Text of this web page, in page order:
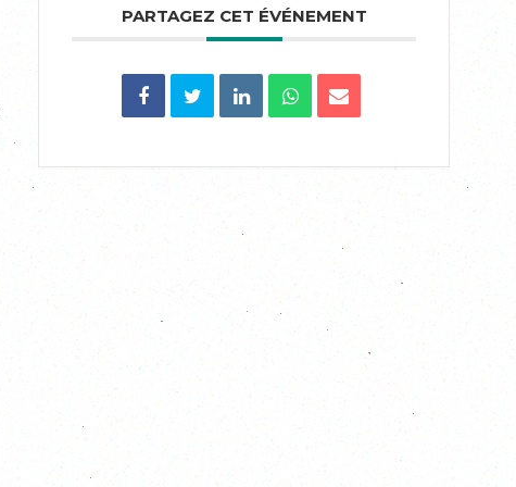
PARTAGEZ CET ÉVÉNEMENT